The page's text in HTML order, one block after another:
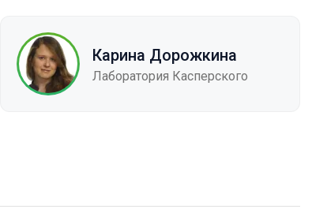
Карина Дорожкина
Лаборатория Касперского